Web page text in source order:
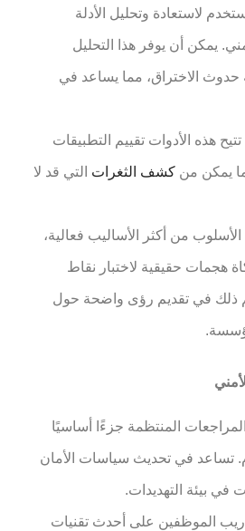
لاستعادة وتحليل الأدلة
يمكن أن يوفر هذا التحليل
الاختراق، مما يساعد في
تتيح هذه الأدوات تقييم التطبيقات
يمكن من كشف الثغرات التي قد لا
الأسلوب من أكثر الأساليب فعالية،
هجمات حقيقية لاختبار نقاط
ذلك في تقديم رؤى واضحة حول
المراجعات المنتظمة جزءًا أساسيًا
تساعد في تحديث سياسات الأمان
في بيئة التهديدات.
الموظفين على أحدث تقنيات